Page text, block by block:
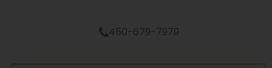
450-679-7979